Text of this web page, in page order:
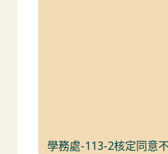
學務處-113-2核定同意